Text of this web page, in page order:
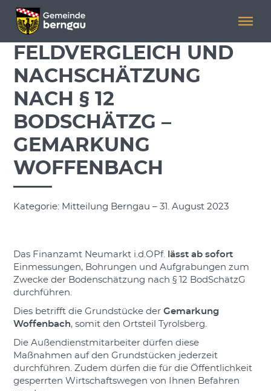
Menü überspringen
Menü überspringen
FELDVERGLEICH UND
NACHSCHÄTZUNG
NACH § 12
BODSCHÄTZG –
GEMARKUNG
WOFFENBACH
Kategorie: Mitteilung Berngau – 31. August 2023
Das Finanzamt Neumarkt i.d.OPf. lässt ab sofort
Einmessungen, Bohrungen und Aufgrabungen zum
Zwecke der Bodenschätzung nach § 12 BodSchätzG
durchführen.
Dies betrifft die Grundstücke der Gemarkung
Woffenbach, somit den Ortsteil Tyrolsberg.
Die Außendienstmitarbeiter dürfen diese
Maßnahmen auf den Grundstücken jederzeit
durchführen. Zudem dürfen die für die Öffentlichkeit
gesperrten Wirtschaftswegen von Ihnen Befahren